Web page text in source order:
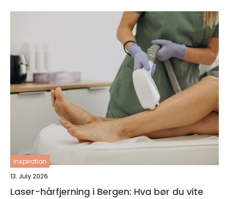
inspiration
13. July 2026
Laser-hårfjerning i Bergen: Hva bør du vite